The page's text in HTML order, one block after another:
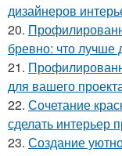
дизайнеров
20.
бревно: что лучше
21.
для вашего
22. Сочетание
сделать интерьер
23. Создание